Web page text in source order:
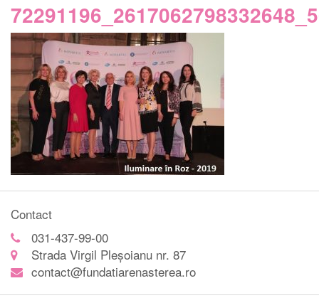
Contact
031-437-99-00
Strada Virgil Pleșoianu nr. 87
contact@fundatiarenasterea.ro